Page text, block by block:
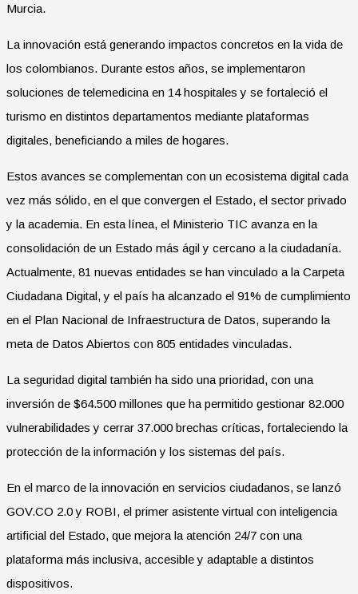
Murcia.
La innovación está generando impactos concretos en la vida de
los colombianos. Durante estos años, se implementaron
soluciones de telemedicina en 14 hospitales y se fortaleció el
turismo en distintos departamentos mediante plataformas
digitales, beneficiando a miles de hogares.
Estos avances se complementan con un ecosistema digital cada
vez más sólido, en el que convergen el Estado, el sector privado
y la academia. En esta línea, el Ministerio TIC avanza en la
consolidación de un Estado más ágil y cercano a la ciudadanía.
Actualmente, 81 nuevas entidades se han vinculado a la Carpeta
Ciudadana Digital, y el país ha alcanzado el 91% de cumplimiento
en el Plan Nacional de Infraestructura de Datos, superando la
meta de Datos Abiertos con 805 entidades vinculadas.
La seguridad digital también ha sido una prioridad, con una
inversión de $64.500 millones que ha permitido gestionar 82.000
vulnerabilidades y cerrar 37.000 brechas críticas, fortaleciendo la
protección de la información y los sistemas del país.
En el marco de la innovación en servicios ciudadanos, se lanzó
GOV.CO 2.0 y ROBI, el primer asistente virtual con inteligencia
artificial del Estado, que mejora la atención 24/7 con una
plataforma más inclusiva, accesible y adaptable a distintos
dispositivos.